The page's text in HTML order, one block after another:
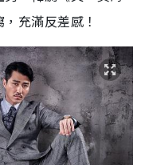
充滿反差感！